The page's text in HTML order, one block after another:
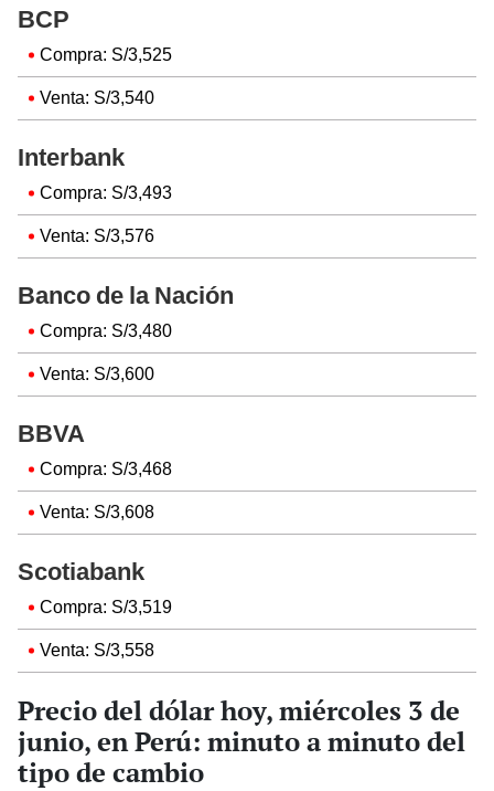
BCP
Compra: S/3,525
Venta: S/3,540
Interbank
Compra: S/3,493
Venta: S/3,576
Banco de la Nación
Compra: S/3,480
Venta: S/3,600
BBVA
Compra: S/3,468
Venta: S/3,608
Scotiabank
Compra: S/3,519
Venta: S/3,558
Precio del dólar hoy, miércoles 3 de
junio, en Perú: minuto a minuto del
tipo de cambio